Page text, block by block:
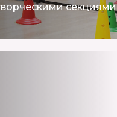
секциями